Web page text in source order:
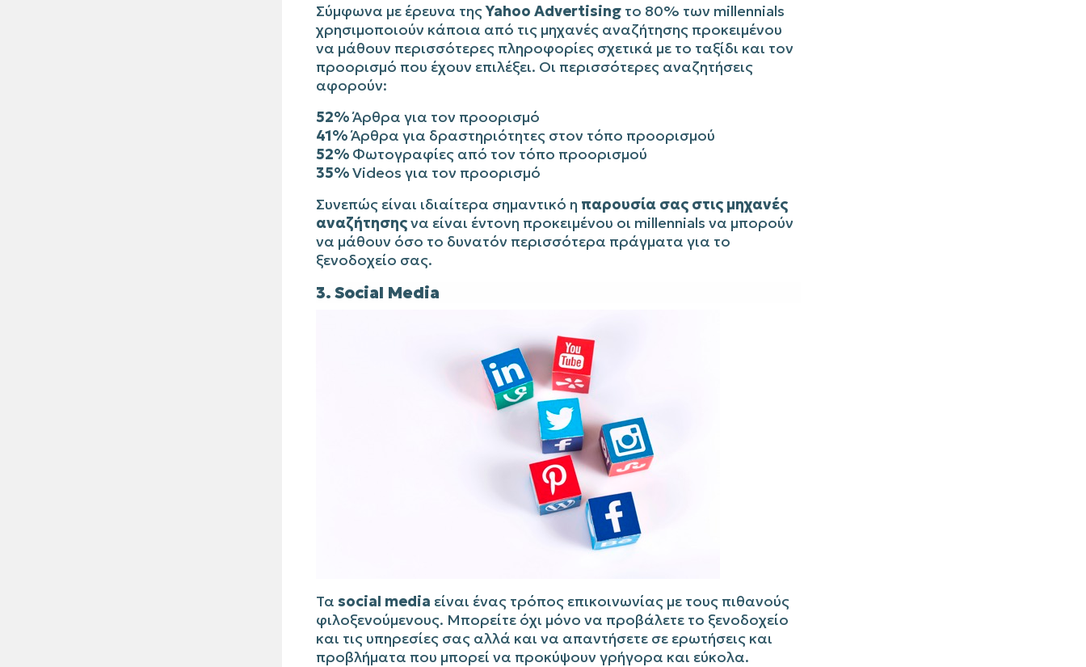
Σύμφωνα με έρευνα τηςYahoo Advertisingτο 80% των millennials
χρησιμοποιούν κάποια από τις μηχανές αναζήτησης προκειμένου
να μάθουν περισσότερες πληροφορίες σχετικά με το ταξίδι και τον
προορισμό που έχουν επιλέξει. Οι περισσότερες αναζητήσεις
αφορούν:
52%Άρθρα για τον προορισμό
41%Άρθρα για δραστηριότητες στον τόπο προορισμού
52%Φωτογραφίες από τον τόπο προορισμού
35%Videos για τον προορισμό
Συνεπώς είναι ιδιαίτερα σημαντικό η παρουσία σας στις μηχανές
αναζήτησηςνα είναι έντονη προκειμένου οι millennials να μπορούν
να μάθουν όσο το δυνατόν περισσότερα πράγματα για το
ξενοδοχείο σας.
3. Social Media
Τα social media είναι ένας τρόπος επικοινωνίας με τους πιθανούς
φιλοξενούμενους. Μπορείτε όχι μόνο να προβάλετε το ξενοδοχείο
και τις υπηρεσίες σας αλλά και να απαντήσετε σε ερωτήσεις και
προβλήματα που μπορεί να προκύψουν γρήγορα και εύκολα.